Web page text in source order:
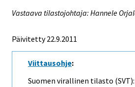
Vastaava tilastojohtaja: Hannele
Päivitetty 22.9.2011
Viittausohje:
Suomen virallinen tilasto (SVT):